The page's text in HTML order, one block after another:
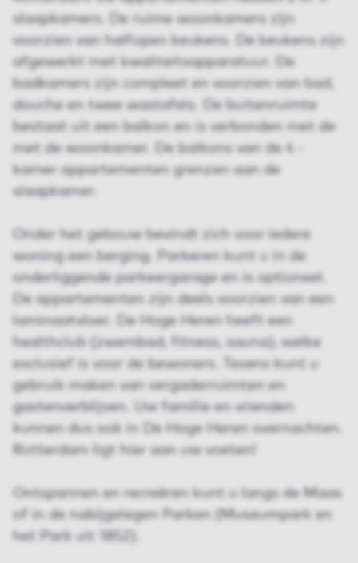
slaapkamers. De ruime woonkamers zijn
voorzien van halfopen keukens. De keukens zijn
afgewerkt met kwaliteitsapparatuur. De
badkamers zijn compleet en voorzien van bad,
douche en twee wastafels. De buitenruimte
bestaat uit een balkon en is verbonden met de
met de woonkamer. De balkons van de 4 -
kamer appartementen grenzen aan de
slaapkamer.
Onder het gebouw bevindt zich voor iedere
woning een berging. Parkeren kunt u in de
onderliggende parkeergarage en is optioneel.
De appartementen zijn deels voorzien van een
laminaatvloer. De Hoge Heren heeft een
healthclub (zwembad, fitness, sauna), welke
exclusief is voor de bewoners. Tevens kunt u
gebruik maken van vergaderruimten en
gastenverblijven. Uw familie en vrienden
kunnen dus ook in De Hoge Heren overnachten.
Rotterdam ligt hier aan uw voeten!
Ontspannen en recreëren kunt u langs de Maas
of in de nabijgelegen Parken (Museumpark en
het Park uit 1852).